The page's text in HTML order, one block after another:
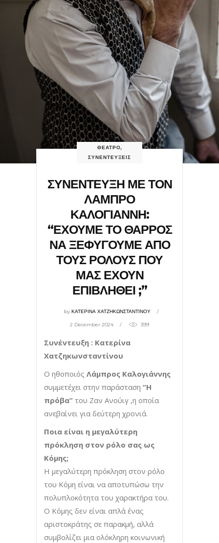
ΘΕΑΤΡΟ,
ΣΥΝΕΝΤΕΥΞΕΙΣ
ΣΥΝΕΝΤΕΥΞΗ ΜΕ ΤΟΝ
ΛΑΜΠΡΟ
ΚΑΛΟΓΙΑΝΝΗ:
“ΕΧΟΥΜΕ ΤΟ ΘΑΡΡΟΣ
ΝΑ ΞΕΦΥΓΟΥΜΕ ΑΠΟ
ΤΟΥΣ ΡΟΛΟΥΣ ΠΟΥ
ΜΑΣ ΕΧΟΥΝ
ΕΠΙΒΛΗΘΕΙ ;”
byΚΑΤΕΡΙΝΑ ΧΑΤΖΗΚΩΝΣΤΑΝΤΙΝΟΥ
2 December 2024 399
Συνέντευξη : Κατερίνα
Χατζηκωνσταντίνου
Ο ηθοποιός Λάμπρος Καλογιάννης
συμμετέχει στην παράσταση “Η
πρόβα” του Ζαν Ανούιγ ,η οποία
ανεβαίνει για δεύτερη χρονιά.
Ποια είναι η μεγαλύτερη
πρόκληση στον ρόλο σας ως
Κόμης;
Η μεγαλύτερη πρόκληση στον ρόλο
του Κόμη είναι να αποτυπώσω την
πολυπλοκότητα του χαρακτήρα του.
Ο Κόμης δεν είναι απλά ένας
αριστοκράτης σε παρακμή, αλλά
συμβολίζει μια ολόκληρη κοινωνική